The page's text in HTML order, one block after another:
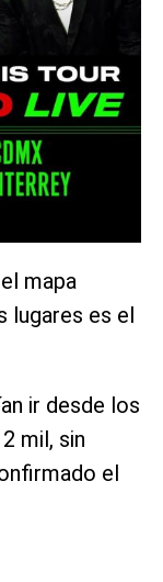
mapa
lugares es el
ir desde los
mil, sin
el